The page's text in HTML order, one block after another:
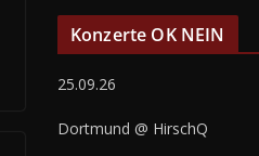
Konzerte OK NEIN
25.09.26
Dortmund @ HirschQ